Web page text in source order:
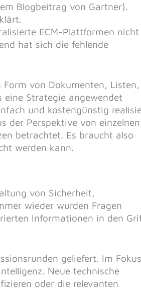
Blogbeitrag von Gartner).
ECM-Plattformen nicht
hat sich die fehlende
von Dokumenten, Listen,
Strategie angewendet
und kostengünstig
der Perspektive von einzelnen
betrachtet. Es braucht also
werden kann.
von Sicherheit,
wieder wurden Fragen
Informationen in den
geliefert. Im Fokus
Neue technische
oder die relevanten